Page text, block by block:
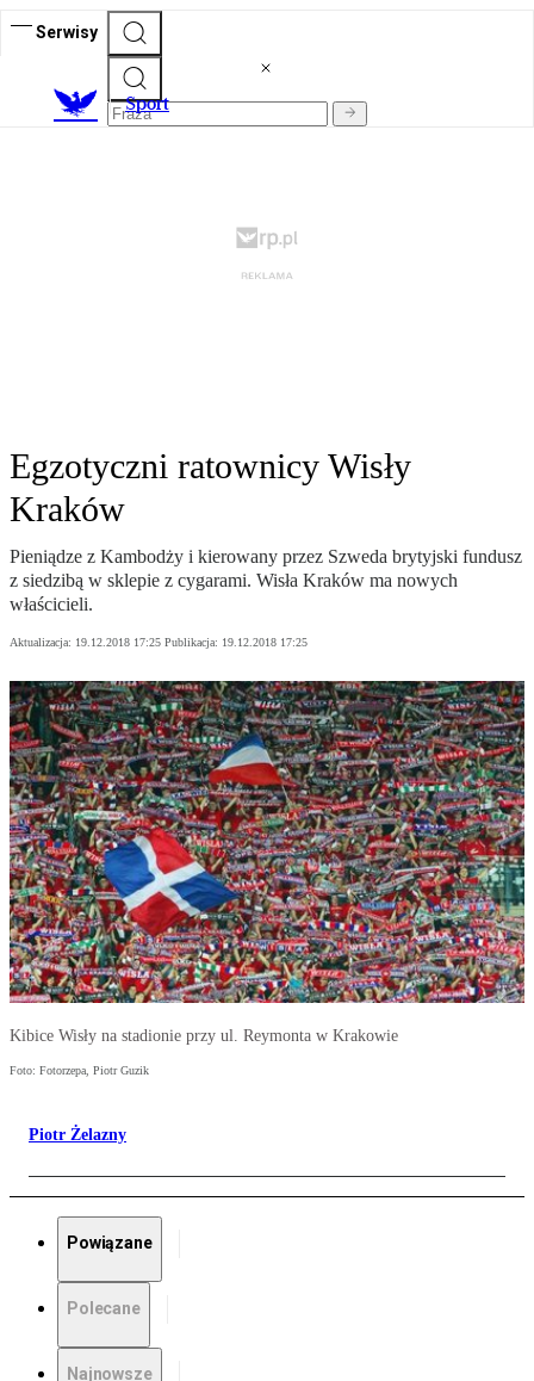
Serwisy
Sport
Egzotyczni ratownicy Wisły
Kraków
Pieniądze z Kambodży i kierowany przez Szweda brytyjski fundusz
z siedzibą w sklepie z cygarami. Wisła Kraków ma nowych
właścicieli.
Aktualizacja: 19.12.2018 17:25 Publikacja: 19.12.2018 17:25
Kibice Wisły na stadionie przy ul. Reymonta w Krakowie
Foto: Fotorzepa, Piotr Guzik
Piotr Żelazny
Powiązane
Polecane
Najnowsze